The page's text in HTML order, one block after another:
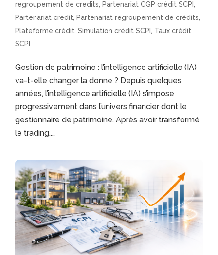
regroupement de credits, Partenariat CGP crédit SCPI,
Partenariat credit, Partenariat regroupement de crédits,
Plateforme crédit,Simulation crédit SCPI, Taux crédit
SCPI
Gestion de patrimoine : l’intelligence artificielle (IA)
va-t-elle changer la donne ? Depuis quelques
années, l’intelligence artificielle (IA) s’impose
progressivement dans l’univers financier dont le
gestionnaire de patrimoine. Après avoir transformé
le trading,...